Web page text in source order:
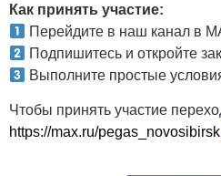
Как принять участие:
Перейдите в наш канал в
Подпишитесь и откройте
Выполните простые
Чтобы принять участие
https://max.ru/pegas_novosibirsk